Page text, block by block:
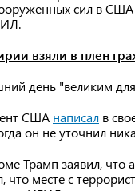
сил в
взяли в плен
день "великим
США написал в
он не уточнил
Трамп заявил, что
что месте с